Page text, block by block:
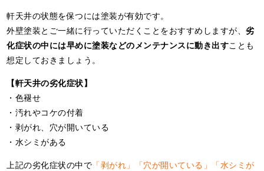
軒天井の状態を保つには塗装が有効です。
外壁塗装とご一緒に行っていただくことをおすすめしますが、劣
化症状の中には早めに塗装などのメンテナンスに動き出すことも
想定しておきましょう。
【軒天井の劣化症状】
・色褪せ
・汚れやコケの付着
・剥がれ、穴が開いている
・水シミがある
上記の劣化症状の中で 「剥がれ」「穴が開いている」「水シミが